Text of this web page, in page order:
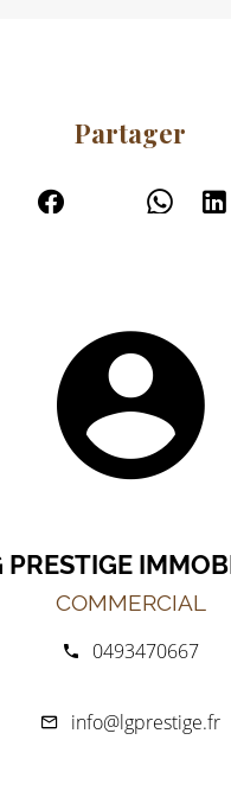
Partager
PRESTIGE
COMMERCIAL
0493470667
info@lgprestige.fr